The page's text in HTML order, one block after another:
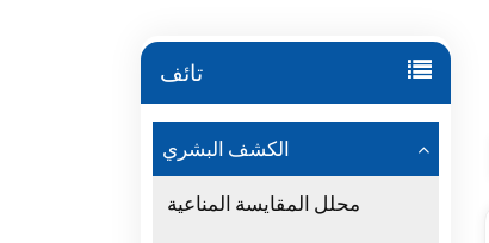
تائف
الكشف البشري
محلل المقايسة المناعية